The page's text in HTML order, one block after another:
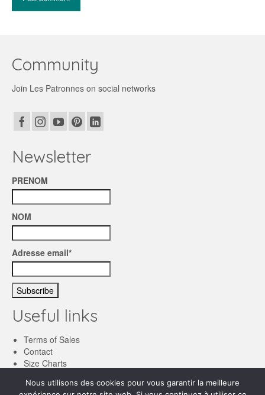
Community
Join Les Patronnes on social networks
Newsletter
PRENOM
NOM
Adresse email*
Useful links
Terms of Sales
Contact
Size Charts
Nous utilisons des cookies pour vous garantir la meilleure